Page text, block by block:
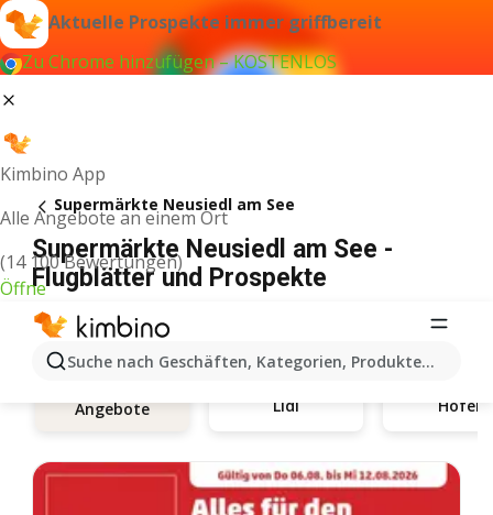
Aktuelle Prospekte immer griffbereit
Zu Chrome hinzufügen – KOSTENLOS
Kimbino App
Alle Angebote an einem Ort
(14 100 Bewertungen)
Öffne
Suche nach Geschäften, Kategorien, Produkten...
Supermärkte Neusiedl am See
Supermärkte Neusiedl am See -
Flugblätter und Prospekte
Angebote Lidl Hofer